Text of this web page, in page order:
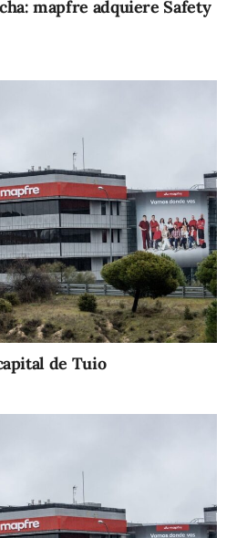
mapfre adquiere Safety
de Tuio